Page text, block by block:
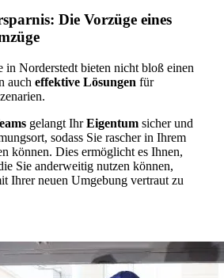
Die Vorzüge eines
in Norderstedt bieten nicht bloß einen
auch effektive Lösungen für
gelangt IhrEigentum sicher und
sodass Sie rascher in Ihrem
können. Dies ermöglicht es Ihnen,
Sie anderweitig nutzen können,
Ihrer neuen Umgebung vertraut zu